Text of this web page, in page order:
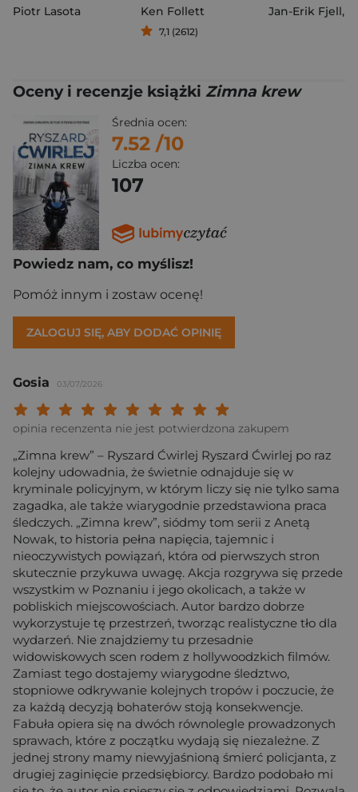
Piotr Lasota
Ken Follett
7,1 (2612)
Jan-Erik Fjell,
Oceny i recenzje książki Zimna krew
Średnia ocen:
7.52 /10
Liczba ocen:
107
Powiedz nam, co myślisz!
Pomóż innym i zostaw ocenę!
ZALOGUJ SIĘ, ABY DODAĆ OPINIĘ
Gosia 03/07/2026
Twoja ocena:
Twoja ocena: Wybitna 9/
Twoja ocena: Rewelacyjna 8/
Twoja ocena: Bardzo dobra 7/10"
Twoja ocena: Dobra 6/10"
Twoja ocena: Przeciętna 5/10"
Twoja ocena: Może być 4/10"
Twoja ocena: Słaba 3/10"
Twoja ocena: Bardzo słaba 2/10"
Twoja ocena: Beznadziejna 1/10"
opinia recenzenta nie jest potwierdzona zakupem
„Zimna krew” – Ryszard Ćwirlej Ryszard Ćwirlej po raz
kolejny udowadnia, że świetnie odnajduje się w
kryminale policyjnym, w którym liczy się nie tylko sama
zagadka, ale także wiarygodnie przedstawiona praca
śledczych. „Zimna krew”, siódmy tom serii z Anetą
Nowak, to historia pełna napięcia, tajemnic i
nieoczywistych powiązań, która od pierwszych stron
skutecznie przykuwa uwagę. Akcja rozgrywa się przede
wszystkim w Poznaniu i jego okolicach, a także w
pobliskich miejscowościach. Autor bardzo dobrze
wykorzystuje tę przestrzeń, tworząc realistyczne tło dla
wydarzeń. Nie znajdziemy tu przesadnie
widowiskowych scen rodem z hollywoodzkich filmów.
Zamiast tego dostajemy wiarygodne śledztwo,
stopniowe odkrywanie kolejnych tropów i poczucie, że
za każdą decyzją bohaterów stoją konsekwencje.
Fabuła opiera się na dwóch równolegle prowadzonych
sprawach, które z początku wydają się niezależne. Z
jednej strony mamy niewyjaśnioną śmierć policjanta, z
drugiej zaginięcie przedsiębiorcy. Bardzo podobało mi